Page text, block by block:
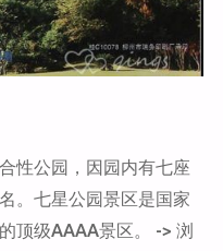
性公园，因园内有七座
。七星公园景区是国家
顶级AAAA景区。 -> 浏